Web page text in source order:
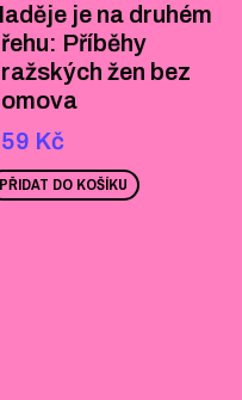
je na druhém
Příběhy
žen bez
Kč
PŘIDAT DO KOŠÍKU